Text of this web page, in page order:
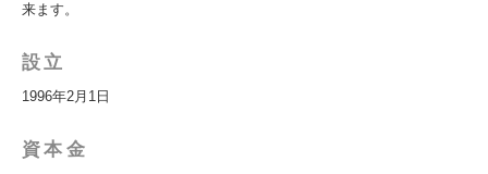
来ます。
設立
1996年2月1日
資本金